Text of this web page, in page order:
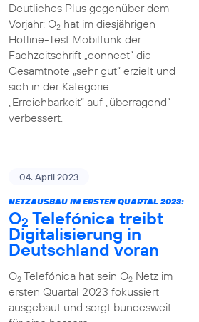
Deutliches Plus gegenüber dem
Vorjahr: O2hat im diesjährigen
Hotline-Test Mobilfunk der
Fachzeitschrift „connect“ die
Gesamtnote „sehr gut“ erzielt und
sich in der Kategorie
„Erreichbarkeit“ auf „überragend“
verbessert.
04. April 2023
NETZAUSBAU IM ERSTEN QUARTAL 2023:
O2 Telefónica treibt
Digitalisierung in
Deutschland voran
O2Telefónica hat sein O2Netz im
ersten Quartal 2023 fokussiert
ausgebaut und sorgt bundesweit